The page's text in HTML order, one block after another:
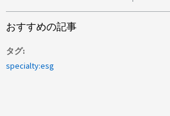
おすすめの記事
タグ
specialty:esg